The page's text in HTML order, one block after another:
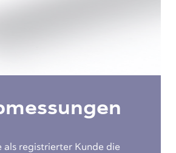
als registrierter Kunde die